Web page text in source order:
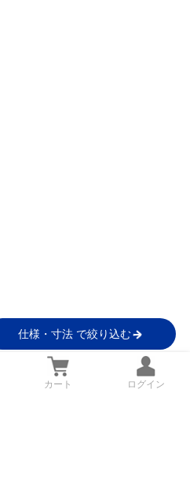
仕様・寸法 で絞り込む
カート ログイン